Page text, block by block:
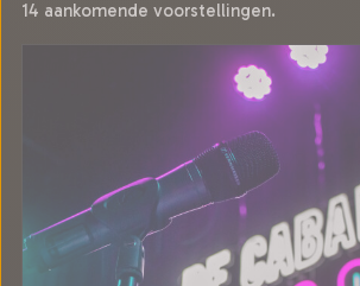
14 aankomende voorstellingen.